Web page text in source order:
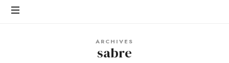
ARCHIVES
sabre